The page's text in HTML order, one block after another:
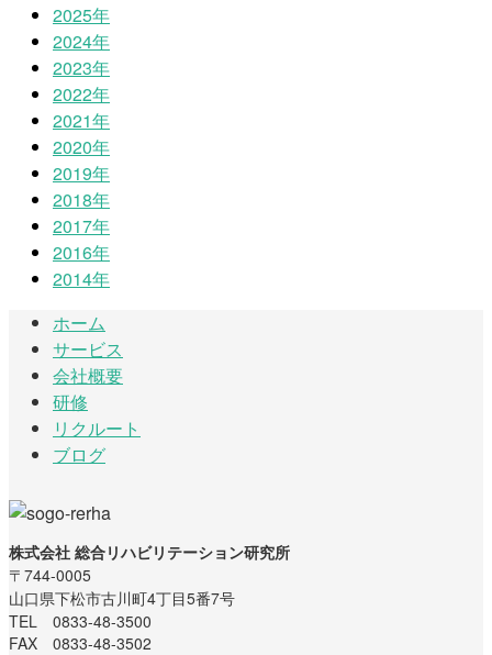
2025年
2024年
2023年
2022年
2021年
2020年
2019年
2018年
2017年
2016年
2014年
ホーム
サービス
会社概要
研修
リクルート
ブログ
株式会社 総合リハビリテーション研究所
〒744-0005
山口県下松市古川町4丁目5番7号
TEL 0833-48-3500
FAX 0833-48-3502